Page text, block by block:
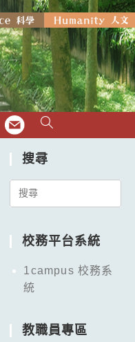
EMAIL
名參加。
搜尋
Search
校務平台系統
1campus 校務系
統
教職員專區